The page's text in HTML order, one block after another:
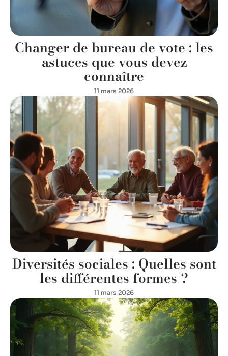
Changer de bureau de vote : les
astuces que vous devez
connaître
11 mars 2026
Diversités sociales : Quelles sont
les différentes formes ?
11 mars 2026